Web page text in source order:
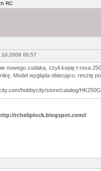
RC
00:57
nowego cudaka, czyli kopię t-rexa
Model wygląda obiecjąco, resztę
rcheliplock.blogspot.com//